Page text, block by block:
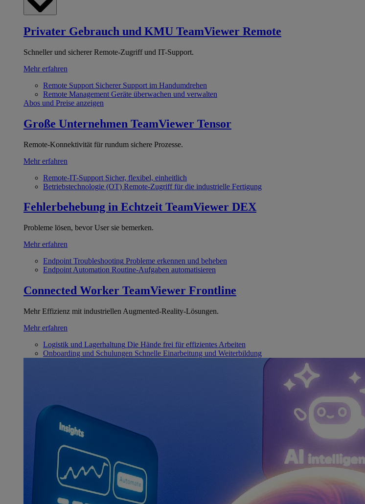
Privater Gebrauch und KMU TeamViewer Remote
Schneller und sicherer Remote-Zugriff und IT-Support.
Mehr erfahren
Remote Support Sicherer Support im Handumdrehen
Remote Management Geräte überwachen und verwalten
Abos und Preise anzeigen
Große Unternehmen TeamViewer Tensor
Remote-Konnektivität für rundum sichere Prozesse.
Mehr erfahren
Remote-IT-Support Sicher, flexibel, einheitlich
Betriebstechnologie (OT) Remote-Zugriff für die industrielle Fertigung
Fehlerbehebung in Echtzeit TeamViewer DEX
Probleme lösen, bevor User sie bemerken.
Mehr erfahren
Endpoint Troubleshooting Probleme erkennen und beheben
Endpoint Automation Routine-Aufgaben automatisieren
Connected Worker TeamViewer Frontline
Mehr Effizienz mit industriellen Augmented-Reality-Lösungen.
Mehr erfahren
Logistik und Lagerhaltung Die Hände frei für effizientes Arbeiten
Onboarding und Schulungen Schnelle Einarbeitung und Weiterbildung